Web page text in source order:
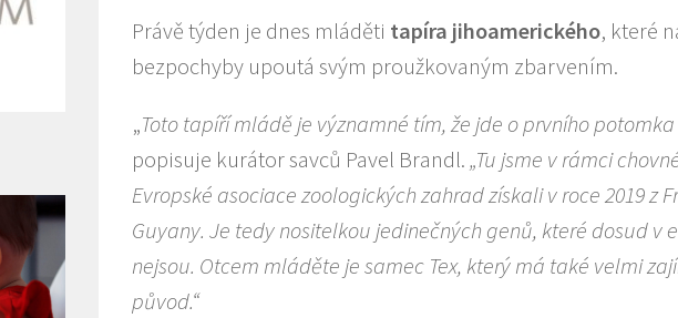
Právě týden je dnes mláděti tapíra jihoamerického, které
bezpochyby upoutá svým proužkovaným zbarvením.
„Toto tapíří mládě je významné tím, že jde o prvního potomka
popisuje kurátor savců Pavel Brandl.„Tu jsme v rámci
Evropské asociace zoologických zahrad získali v roce 2019 z
Guyany. Je tedy nositelkou jedinečných genů, které dosud v
nejsou. Otcem mláděte je samec Tex, který má také velmi
původ.“